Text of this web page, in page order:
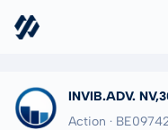
INVIB.ADV.
Action ·